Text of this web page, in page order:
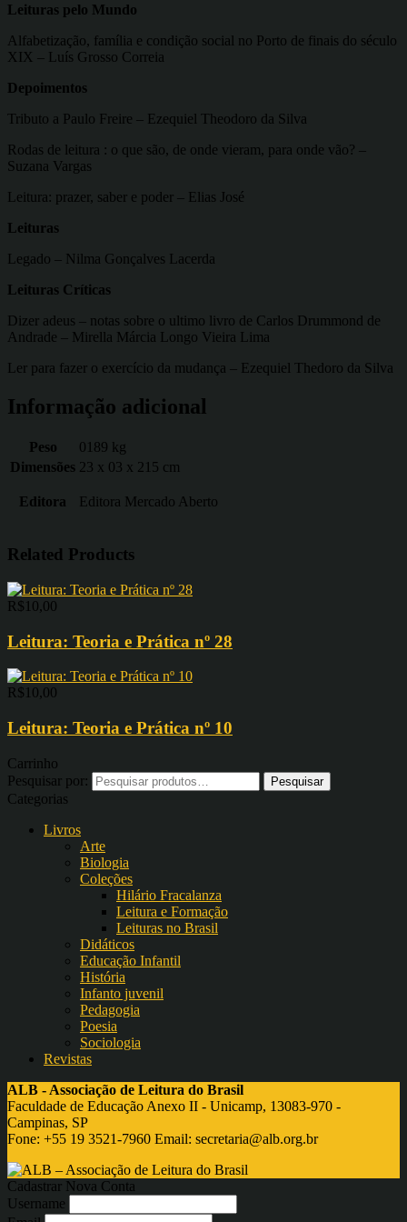
Leituras pelo Mundo
Alfabetização, família e condição social no Porto de finais do século
XIX – Luís Grosso Correia
Depoimentos
Tributo a Paulo Freire – Ezequiel Theodoro da Silva
Rodas de leitura : o que são, de onde vieram, para onde vão? –
Suzana Vargas
Leitura: prazer, saber e poder – Elias José
Leituras
Legado – Nilma Gonçalves Lacerda
Leituras Críticas
Dizer adeus – notas sobre o ultimo livro de Carlos Drummond de
Andrade – Mirella Márcia Longo Vieira Lima
Ler para fazer o exercício da mudança – Ezequiel Thedoro da Silva
Informação adicional
Peso
0189 kg
Dimensões 23 x 03 x 215 cm
Editora Editora Mercado Aberto
Related Products
R$ 10,00
Leitura: Teoria e Prática nº 28
R$ 10,00
Leitura: Teoria e Prática nº 10
Carrinho
Pesquisar por:
Categorias
Livros
Arte
Biologia
Coleções
Hilário Fracalanza
Leitura e Formação
Leituras no Brasil
Didáticos
Educação Infantil
História
Infanto juvenil
Pedagogia
Poesia
Sociologia
Revistas
ALB - Associação de Leitura do Brasil
Faculdade de Educação Anexo II - Unicamp, 13083-970 -
Campinas, SP
Fone: +55 19 3521-7960 Email: secretaria@alb.org.br
Cadastrar Nova Conta
Username